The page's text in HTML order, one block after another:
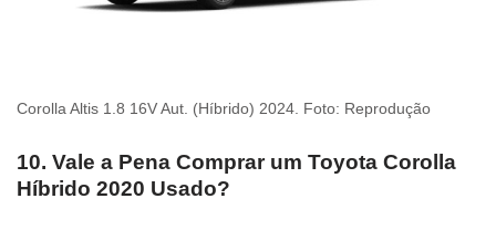
Corolla Altis 1.8 16V Aut. (Híbrido) 2024. Foto: Reprodução
10. Vale a Pena Comprar um Toyota Corolla
Híbrido 2020 Usado?